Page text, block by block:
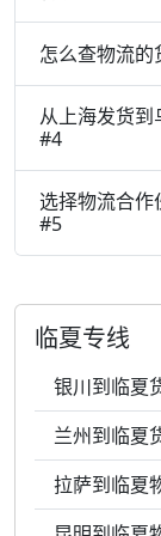
怎么查物流
从上海发货到
#4
选择物流合作
#5
临夏专线
银川到临夏
兰州到临夏
拉萨到临夏